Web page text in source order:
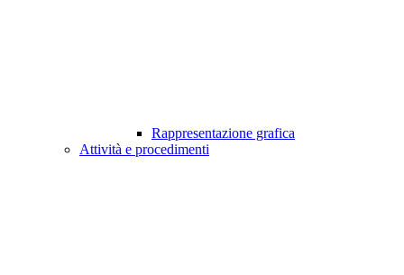
Rappresentazione grafica
Attività e procedimenti